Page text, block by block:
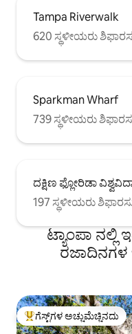
Tampa Riverwalk
620 ಸ್ಥಳೀಯರು
Sparkman Wharf
739 ಸ್ಥಳೀಯರು
ದಕ್ಷಿಣ ಫ್ಲೋರಿಡಾ
197 ಸ್ಥಳೀಯರು
ಟ್ಯಾಂಪಾ
ಗೆಸ್ಟ್‌ಗಳಿಗೆ ಅತಿ ಹೆಚ್ಚು
ಗೆಸ್ಟ್‌ಗಳ ಅಚ್ಚುಮೆಚ್ಚಿನದು